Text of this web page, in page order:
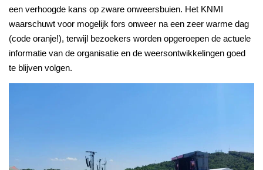
een verhoogde kans op zware onweersbuien. Het KNMI
waarschuwt voor mogelijk fors onweer na een zeer warme dag
(code oranje!), terwijl bezoekers worden opgeroepen de actuele
informatie van de organisatie en de weersontwikkelingen goed
te blijven volgen.